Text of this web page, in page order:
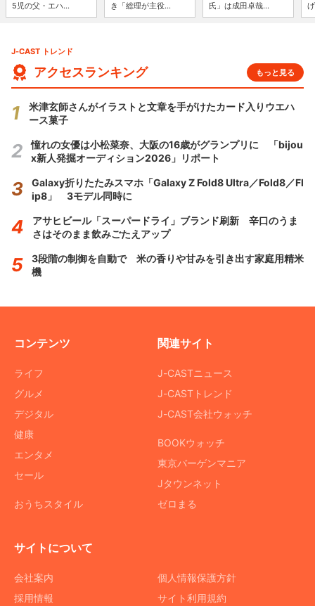
5児の父・エハ...
き「総理が主役...
氏」は成田卓哉...
J-CAST トレンド
アクセスランキング もっと見る
米津玄師さんがイラストと文章を手がけたカード入りウエハ
ース菓子
憧れの女優は小松菜奈、大阪の16歳がグランプリに 「bijou
x新人発掘オーディション2026」リポート
Galaxy折りたたみスマホ「Galaxy Z Fold8 Ultra／Fold8／Fl
ip8」 3モデル同時に
アサヒビール「スーパードライ」ブランド刷新 辛口のうま
さはそのまま飲みごたえアップ
3段階の制御を自動で 米の香りや甘みを引き出す家庭用精米
機
コンテンツ
ライフ
グルメ
デジタル
健康
エンタメ
セール
おうちスタイル
関連サイト
J-CASTニュース
J-CASTトレンド
J-CAST会社ウォッチ
BOOKウォッチ
東京バーゲンマニア
Jタウンネット
ゼロまる
サイトについて
会社案内
採用情報
個人情報保護方針
サイト利用規約